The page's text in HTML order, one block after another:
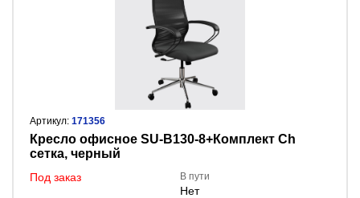
Артикул: 171356
Кресло офисное SU-B130-8+Комплект Ch
сетка, черный
Под заказ В пути
Нет